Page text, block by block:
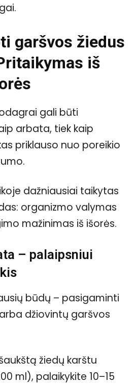
garšvos žiedus
iš
gali būti
arbata, tiek kaip
priklauso nuo poreikio
dažniausiai taikytas
organizmo valymas
mažinimas iš išorės.
– palaipsniui
būdų – pasigaminti
džiovintų garšvos
žiedų karštu
ml), palaikykite 10–15